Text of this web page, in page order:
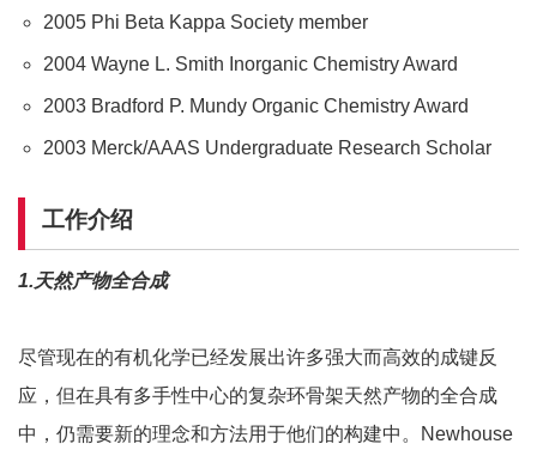
2005 Phi Beta Kappa Society member
2004 Wayne L. Smith Inorganic Chemistry Award
2003 Bradford P. Mundy Organic Chemistry Award
2003 Merck/AAAS Undergraduate Research Scholar
工作介绍
1. 天然产物全合成
尽管现在的有机化学已经发展出许多强大而高效的成键反
应，但在具有多手性中心的复杂环骨架天然产物的全合成
中，仍需要新的理念和方法用于他们的构建中。Newhouse